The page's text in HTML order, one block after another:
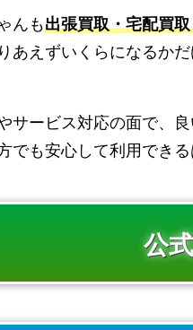
んも出張買取・宅配買
あえずいくらになるか
サービス対応の面で、
でも安心して利用でき
公